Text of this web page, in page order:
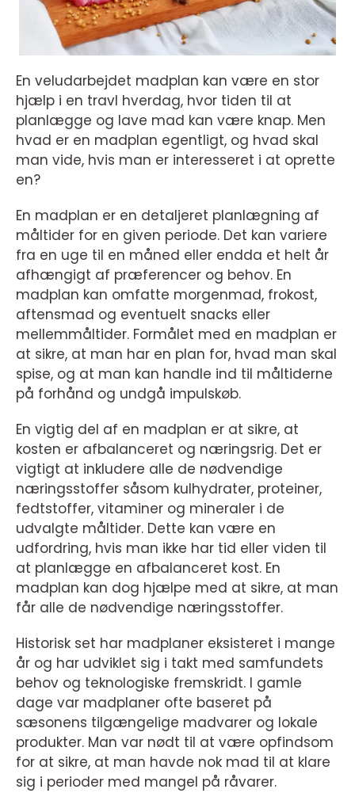
En veludarbejdet madplan kan være en stor
hjælp i en travl hverdag, hvor tiden til at
planlægge og lave mad kan være knap. Men
hvad er en madplan egentligt, og hvad skal
man vide, hvis man er interesseret i at oprette
en?
En madplan er en detaljeret planlægning af
måltider for en given periode. Det kan variere
fra en uge til en måned eller endda et helt år
afhængigt af præferencer og behov. En
madplan kan omfatte morgenmad, frokost,
aftensmad og eventuelt snacks eller
mellemmåltider. Formålet med en madplan er
at sikre, at man har en plan for, hvad man skal
spise, og at man kan handle ind til måltiderne
på forhånd og undgå impulskøb.
En vigtig del af en madplan er at sikre, at
kosten er afbalanceret og næringsrig. Det er
vigtigt at inkludere alle de nødvendige
næringsstoffer såsom kulhydrater, proteiner,
fedtstoffer, vitaminer og mineraler i de
udvalgte måltider. Dette kan være en
udfordring, hvis man ikke har tid eller viden til
at planlægge en afbalanceret kost. En
madplan kan dog hjælpe med at sikre, at man
får alle de nødvendige næringsstoffer.
Historisk set har madplaner eksisteret i mange
år og har udviklet sig i takt med samfundets
behov og teknologiske fremskridt. I gamle
dage var madplaner ofte baseret på
sæsonens tilgængelige madvarer og lokale
produkter. Man var nødt til at være opfindsom
for at sikre, at man havde nok mad til at klare
sig i perioder med mangel på råvarer.